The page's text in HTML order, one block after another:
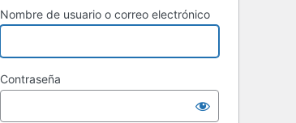
Nombre de usuario o correo electrónico
Contraseña